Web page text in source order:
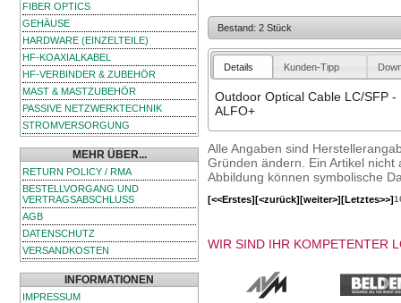
FIBER OPTICS
GEHÄUSE
HARDWARE (EINZELTEILE)
HF-KOAXIALKABEL
HF-VERBINDER & ZUBEHÖR
MAST & MASTZUBEHÖR
PASSIVE NETZWERKTECHNIK
STROMVERSORGUNG
MEHR ÜBER...
RETURN POLICY / RMA
BESTELLVORGANG UND
VERTRAGSABSCHLUSS
AGB
DATENSCHUTZ
VERSANDKOSTEN
INFORMATIONEN
IMPRESSUM
Bestand: 2 Stück
Details Kunden-Tipp
Outdoor Optical Cable LC/SFP
ALFO+
Alle Angaben sind
Gründen ändern. Ein Artikel
Abbildung können symbolische
[<<Erstes][<zurück][weiter>][Letztes>>]
WIR SIND IHR KOMPETENTER